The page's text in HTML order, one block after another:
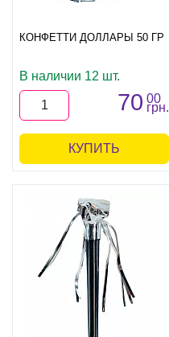
КОНФЕТТИ ДОЛЛАРЫ 50 ГР
В наличии 12 шт.
70 00
грн.
КУПИТЬ